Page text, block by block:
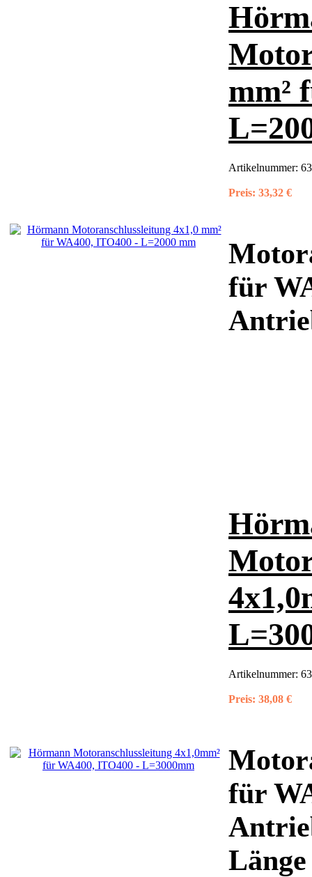
mm²
Artikelnummer:
Preis: 33,32 €
für
Artikelnummer:
Preis: 38,08 €
für